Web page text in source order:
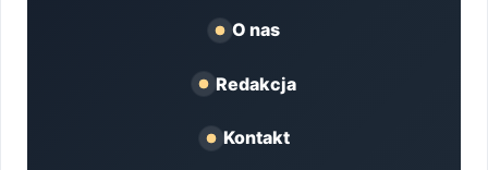
O nas
Redakcja
Kontakt